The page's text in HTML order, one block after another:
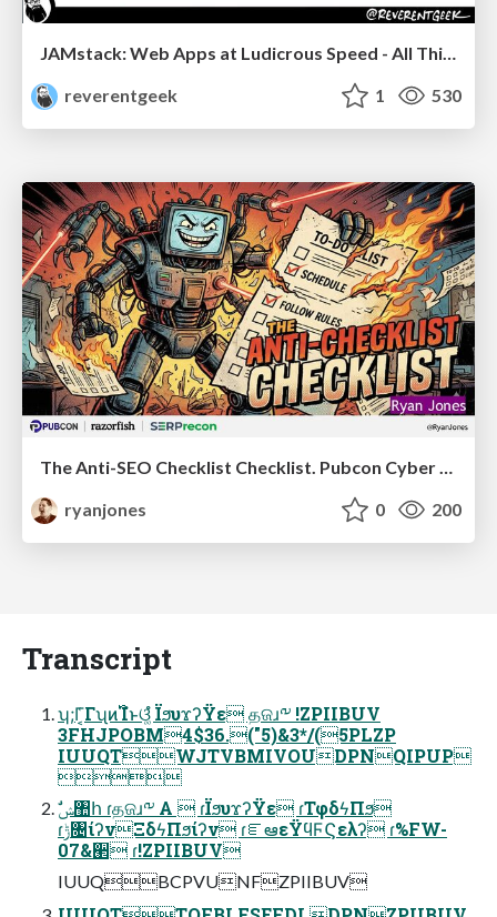
JAMstack: Web Apps at Ludicrous Speed - All Things Open 2022
reverentgeek
1 530
ryanjones
0 200
Transcript
ʮ;Γ͔͑Γʯͷ࢝Ίํͱଓ͚ํ ΪϧυϫʔΫε தଜɹ༸ !ZPIIBUV
3FHJPOBM4$36.("5)&3*/(5PLZP
IUUQTWJTVBMIVOUDPNQIPUP

ɾݱ৔ίʔνΞδϟΠϧίʔν ɾೝఆεΫϥϜϚελʔ ɾ%FW-
07&ؔ੢ ɾ!ZPIIBUV
IUUQBCPVUNFZPIIBUV